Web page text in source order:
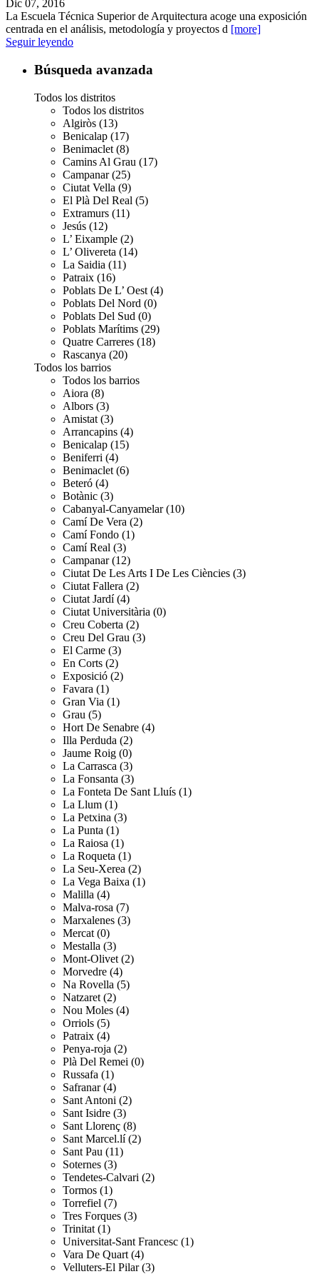
Dic 07, 2016
La Escuela Técnica Superior de Arquitectura acoge una exposición
centrada en el análisis, metodología y proyectos d [more]
Seguir leyendo
Búsqueda avanzada
Todos los distritos
Todos los distritos
Algiròs (13)
Benicalap (17)
Benimaclet (8)
Camins Al Grau (17)
Campanar (25)
Ciutat Vella (9)
El Plà Del Real (5)
Extramurs (11)
Jesús (12)
L’ Eixample (2)
L’ Olivereta (14)
La Saidia (11)
Patraix (16)
Poblats De L’ Oest (4)
Poblats Del Nord (0)
Poblats Del Sud (0)
Poblats Marítims (29)
Quatre Carreres (18)
Rascanya (20)
Todos los barrios
Todos los barrios
Aiora (8)
Albors (3)
Amistat (3)
Arrancapins (4)
Benicalap (15)
Beniferri (4)
Benimaclet (6)
Beteró (4)
Botànic (3)
Cabanyal-Canyamelar (10)
Camí De Vera (2)
Camí Fondo (1)
Camí Real (3)
Campanar (12)
Ciutat De Les Arts I De Les Ciències (3)
Ciutat Fallera (2)
Ciutat Jardí (4)
Ciutat Universitària (0)
Creu Coberta (2)
Creu Del Grau (3)
El Carme (3)
En Corts (2)
Exposició (2)
Favara (1)
Gran Via (1)
Grau (5)
Hort De Senabre (4)
Illa Perduda (2)
Jaume Roig (0)
La Carrasca (3)
La Fonsanta (3)
La Fonteta De Sant Lluís (1)
La Llum (1)
La Petxina (3)
La Punta (1)
La Raiosa (1)
La Roqueta (1)
La Seu-Xerea (2)
La Vega Baixa (1)
Malilla (4)
Malva-rosa (7)
Marxalenes (3)
Mercat (0)
Mestalla (3)
Mont-Olivet (2)
Morvedre (4)
Na Rovella (5)
Natzaret (2)
Nou Moles (4)
Orriols (5)
Patraix (4)
Penya-roja (2)
Plà Del Remei (0)
Russafa (1)
Safranar (4)
Sant Antoni (2)
Sant Isidre (3)
Sant Llorenç (8)
Sant Marcel.lí (2)
Sant Pau (11)
Soternes (3)
Tendetes-Calvari (2)
Tormos (1)
Torrefiel (7)
Tres Forques (3)
Trinitat (1)
Universitat-Sant Francesc (1)
Vara De Quart (4)
Velluters-El Pilar (3)